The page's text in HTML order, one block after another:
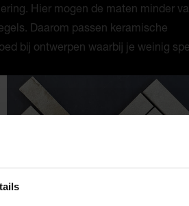
Hier mogen de maten minder
Daarom passen keramische
bij ontwerpen waarbij je weinig